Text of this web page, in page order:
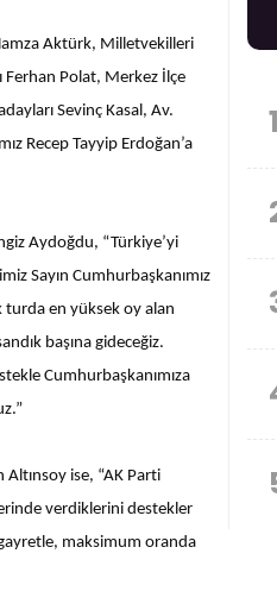
Aktürk, Milletvekilleri
Ferhan Polat, Merkez İlçe
Sevinç Kasal, Av.
Recep Tayyip Erdoğan’a
Aydoğdu, “Türkiye’yi
Sayın Cumhurbaşkanımız
turda en yüksek oy alan
başına gideceğiz.
Cumhurbaşkanımıza
ise, “AK Parti
verdiklerini destekler
maksimum oranda
1